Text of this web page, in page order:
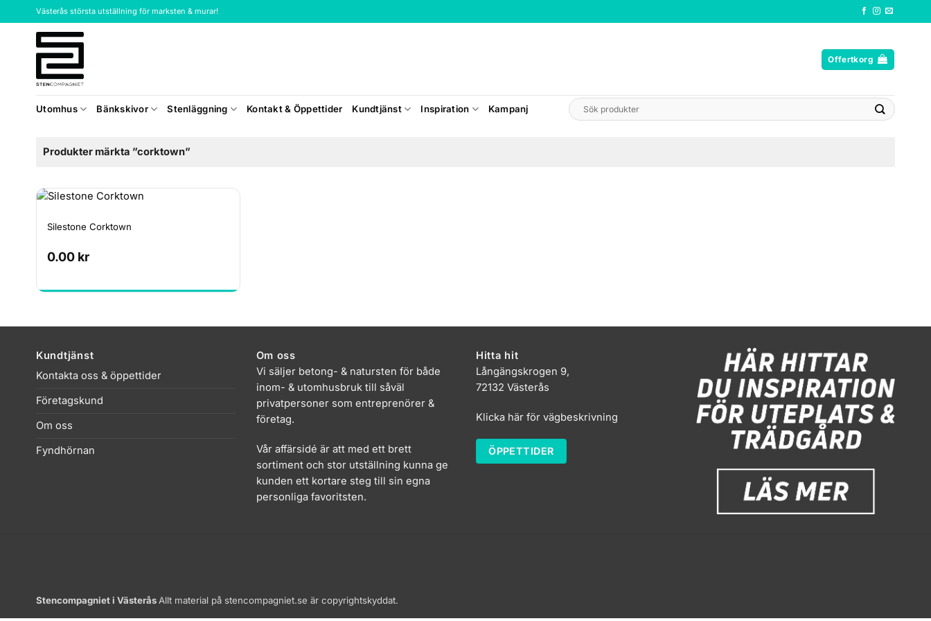
to
Västerås största utställning för marksten & murar!
Offertkorg
Utomhus Bänkskivor Stenläggning Kontakt & Öppettider Kundtjänst Inspiration Kampanj
Sök
efter:
Produkter märkta ”corktown”
Silestone Corktown
0.00 kr
Kundtjänst
Kontakta oss & öppettider
Företagskund
Om oss
Fyndhörnan
Om oss
Vi säljer betong- & natursten för både
inom- & utomhusbruk till såväl
privatpersoner som entreprenörer &
företag.
Vår affärsidé är att med ett brett
sortiment och stor utställning kunna ge
kunden ett kortare steg till sin egna
personliga favoritsten.
Hitta hit
Långängskrogen 9,
72132 Västerås
Klicka här för vägbeskrivning
ÖPPETTIDER
Stencompagniet i Västerås Allt material på stencompagniet.se är copyrightskyddat.